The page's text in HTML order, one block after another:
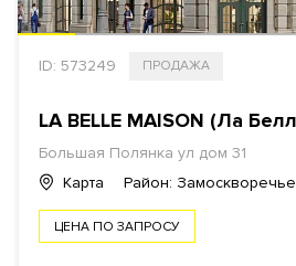
ID: 573249 ПРОДАЖА
Большая Полянка ул дом 31
Карта
Район: Замоскворечье
ЦЕНА ПО ЗАПРОСУ